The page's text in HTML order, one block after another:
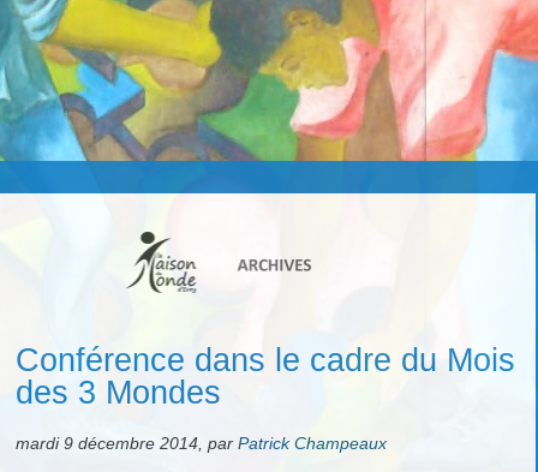
Conférence dans le cadre du Mois
des 3 Mondes
mardi 9 décembre 2014, par Patrick Champeaux